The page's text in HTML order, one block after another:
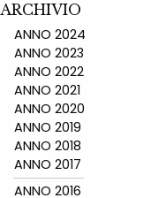
ARCHIVIO
ANNO 2024
ANNO 2023
ANNO 2022
ANNO 2021
ANNO 2020
ANNO 2019
ANNO 2018
ANNO 2017
ANNO 2016